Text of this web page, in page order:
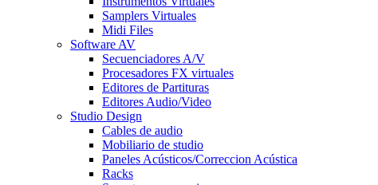
Samplers Virtuales
Midi Files
Software AV
Secuenciadores A/V
Procesadores FX virtuales
Editores de Partituras
Editores Audio/Video
Studio Design
Cables de audio
Mobiliario de studio
Paneles Acústicos/Correccion Acústica
Racks